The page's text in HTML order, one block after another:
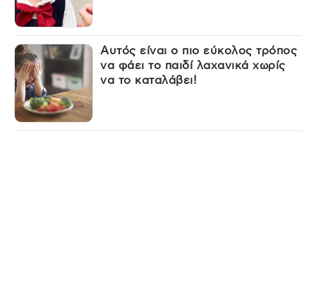
Αυτός είναι ο πιο εύκολος τρόπος
να φάει το παιδί λαχανικά χωρίς
να το καταλάβει!